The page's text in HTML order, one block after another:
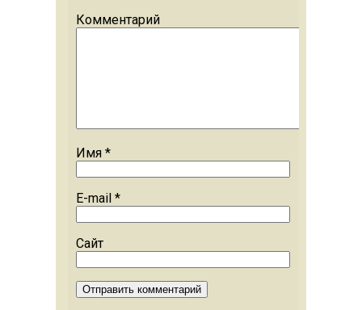
Комментарий
Имя *
E-mail *
Сайт